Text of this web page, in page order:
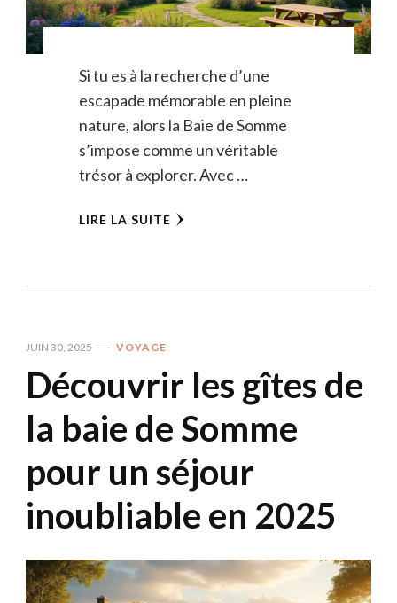
Si tu es à la recherche d’une
escapade mémorable en pleine
nature, alors la Baie de Somme
s’impose comme un véritable
trésor à explorer. Avec …
LIRE LA SUITE
JUIN 30, 2025 VOYAGE
Découvrir les gîtes de
la baie de Somme
pour un séjour
inoubliable en 2025